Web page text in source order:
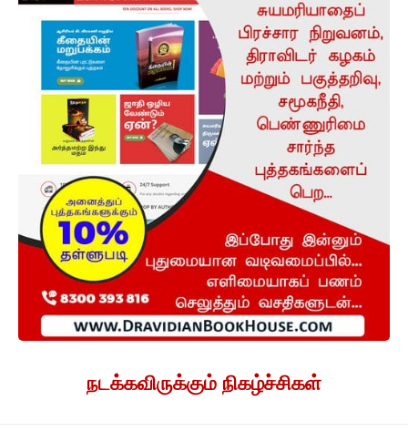
நடக்கவிருக்கும் நிகழ்ச்சிகள்